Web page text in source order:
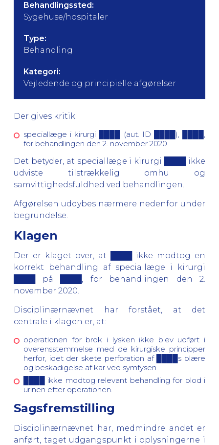
Behandlingssted:
Sygehuse/hospitaler
Type:
Behandling
Kategori:
Vejledende og principielle afgørelser
Der gives kritik:
speciallæge i kirurgi ████ (aut. ID ████), ████,
for behandlingen den 2. november 2020.
Det betyder, at speciallæge i kirurgi ████ ikke
udviste tilstrækkelig omhu og
samvittighedsfuldhed ved behandlingen.
Afgørelsen uddybes nærmere nedenfor under
begrundelse.
Klagen
Der er klaget over, at ████ ikke modtog en
korrekt behandling af speciallæge i kirurgi
████ på ████, for behandlingen den 2.
november 2020.
Disciplinærnævnet har forstået, at det
centrale i klagen er, at:
operationen for brok i lysken ikke blev udført i
overensstemmelse med de kirurgiske principper
herfor, idet der skete perforation af ████s blære
og beskadigelse af kar ved symfysen
████ ikke modtog relevant behandling for blod i
urinen efter operationen.
Sagsfremstilling
Disciplinærnævnet har, medmindre andet er
anført, taget udgangspunkt i oplysningerne i